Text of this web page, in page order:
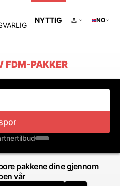
NYTTIG NO
FDM-PAKKER
pakkene dine gjennom
vår